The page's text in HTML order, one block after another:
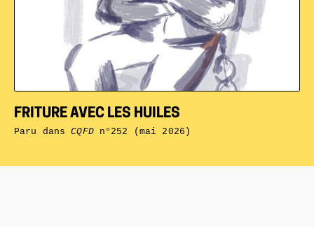
FRITURE AVEC LES HUILES
Paru dansCQFDn°252 (mai 2026)